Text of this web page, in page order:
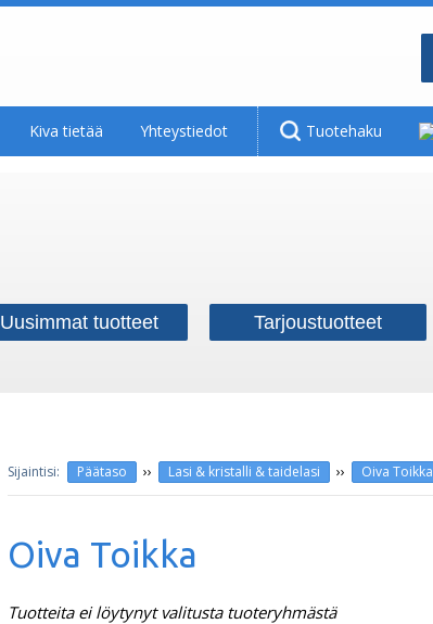
Kiva tietää Yhteystiedot Tuotehaku
Uusimmat tuotteet Tarjoustuotteet
Päätaso ›› Lasi & kristalli & taidelasi ›› Oiva Toikka
Oiva Toikka
Tuotteita ei löytynyt valitusta tuoteryhmästä